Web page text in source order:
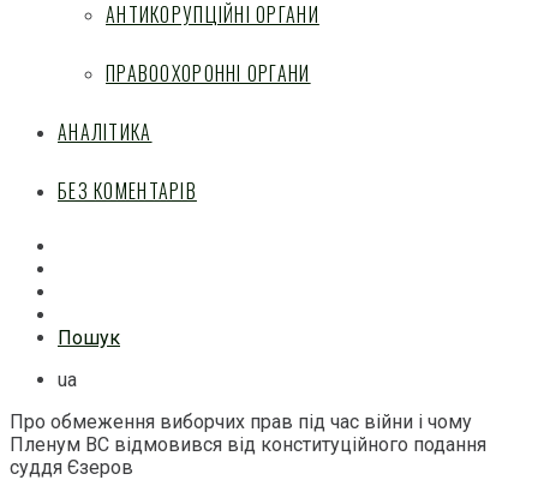
АНТИКОРУПЦІЙНІ ОРГАНИ
ПРАВООХОРОННІ ОРГАНИ
АНАЛІТИКА
БЕЗ КОМЕНТАРІВ
Пошук
ua
Про обмеження виборчих прав під час війни і чому
Пленум ВС відмовився від конституційного подання
суддя Єзеров